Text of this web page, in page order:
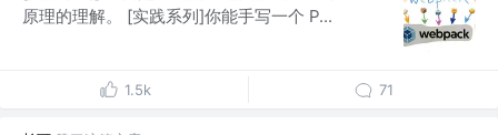
原理的理解。 [实践系列]你能手写一个 P...
1.5k 71